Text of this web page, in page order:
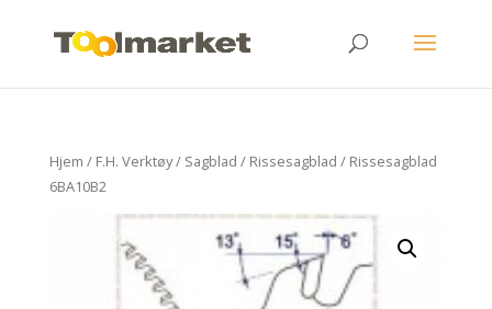
Hjem / F.H. Verktøy/ Sagblad / Rissesagblad / Rissesagblad
6BA10B2